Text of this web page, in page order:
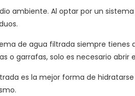
ambiente. Al optar por un
de agua filtrada siempre tienes
o garrafas, solo es necesario abrir
es la mejor forma de